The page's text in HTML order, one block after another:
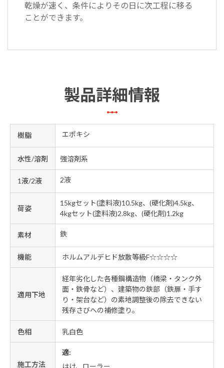
乾燥が速く、条件によりその日に次工程に移る
ことができます。
製品詳細情報
樹脂 エポキシ
水性/溶剤 強溶剤系
1液/2液 2液
荷姿
15kgセット(塗料液)10.5kg、(硬化剤)4.5kg、
4kgセット(塗料液)2.8kg、(硬化剤)1.2kg
素材 鉄
機能 ホルムアルデヒド放散等級F☆☆☆☆
適用下地
経年劣化した各種鋼構造物（橋梁・タンク外
面・鉄骨など）、建築物の鉄部（鉄扉・手す
り・架台など）の素地調整後の除去できない
残存さびへの補修塗り。
色相 乳白色
施工方法
適: